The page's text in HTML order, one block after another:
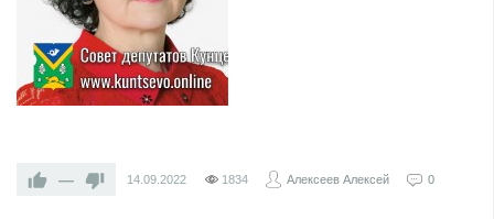
— 14.09.2022 1834 Алексеев Алексей 0